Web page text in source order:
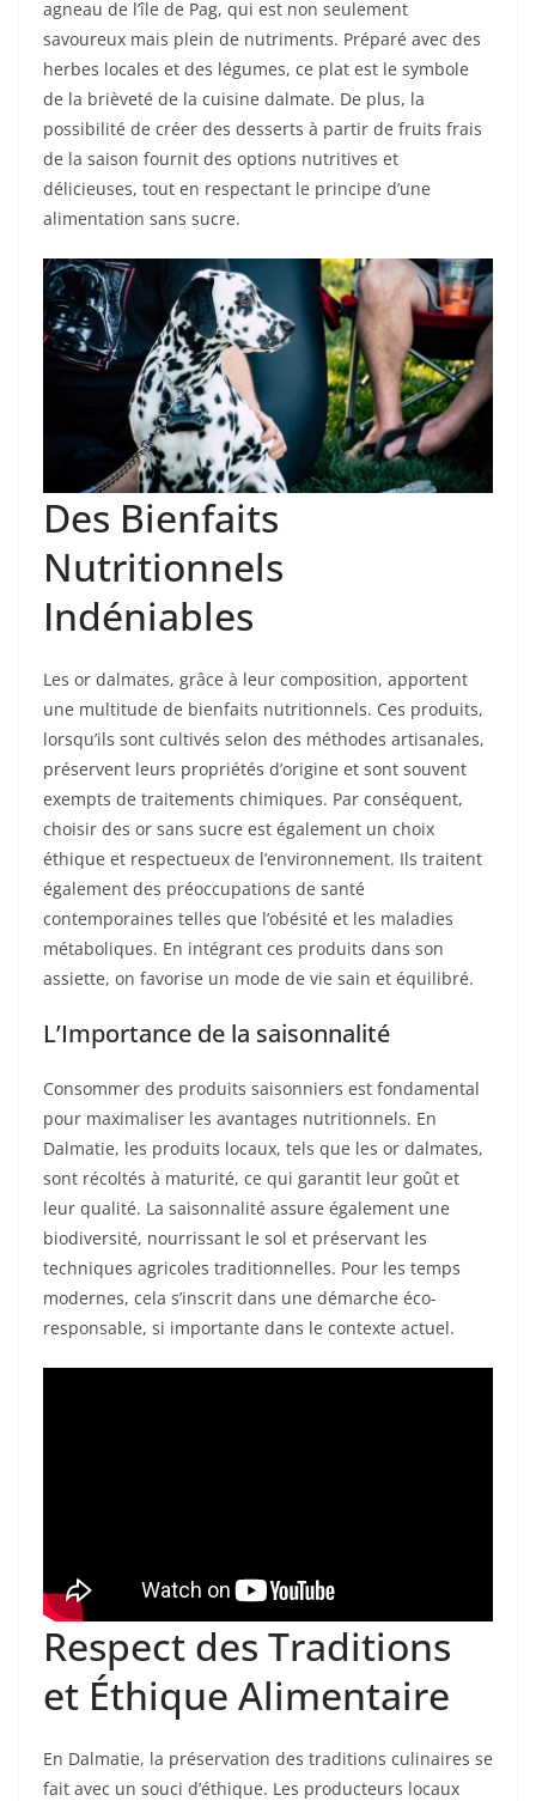
agneau de l’île de Pag, qui est non seulement
savoureux mais plein de nutriments. Préparé avec des
herbes locales et des légumes, ce plat est le symbole
de la brièveté de la cuisine dalmate. De plus, la
possibilité de créer des desserts à partir de fruits frais
de la saison fournit des options nutritives et
délicieuses, tout en respectant le principe d’une
alimentation sans sucre.
Des Bienfaits
Nutritionnels
Indéniables
Les or dalmates, grâce à leur composition, apportent
une multitude de bienfaits nutritionnels. Ces produits,
lorsqu’ils sont cultivés selon des méthodes artisanales,
préservent leurs propriétés d’origine et sont souvent
exempts de traitements chimiques. Par conséquent,
choisir des or sans sucre est également un choix
éthique et respectueux de l’environnement. Ils traitent
également des préoccupations de santé
contemporaines telles que l’obésité et les maladies
métaboliques. En intégrant ces produits dans son
assiette, on favorise un mode de vie sain et équilibré.
L’Importance de la saisonnalité
Consommer des produits saisonniers est fondamental
pour maximaliser les avantages nutritionnels. En
Dalmatie, les produits locaux, tels que les or dalmates,
sont récoltés à maturité, ce qui garantit leur goût et
leur qualité. La saisonnalité assure également une
biodiversité, nourrissant le sol et préservant les
techniques agricoles traditionnelles. Pour les temps
modernes, cela s’inscrit dans une démarche éco-
responsable, si importante dans le contexte actuel.
Respect des Traditions
et Éthique Alimentaire
En Dalmatie, la préservation des traditions culinaires se
fait avec un souci d’éthique. Les producteurs locaux